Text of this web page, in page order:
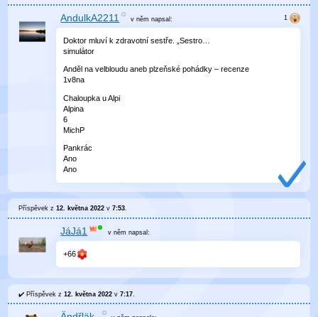
AndulkA2211 v němnapsal:
Doktor mluví k zdravotní sestře. „Sestro…
simulátor
Anděl na velbloudu aneb plzeňské pohádky – recenze
1v8na
Chaloupka u Alpi
Alpina
6
MichP
Pankrác
Ano
Ano
Příspěvek z12. května 2022 v7:53.
JáJá1 v něm napsal:
+66
Příspěvek z12. května 2022 v7:17